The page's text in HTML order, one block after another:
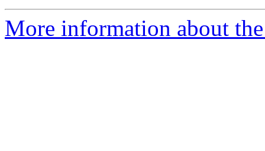
More information about